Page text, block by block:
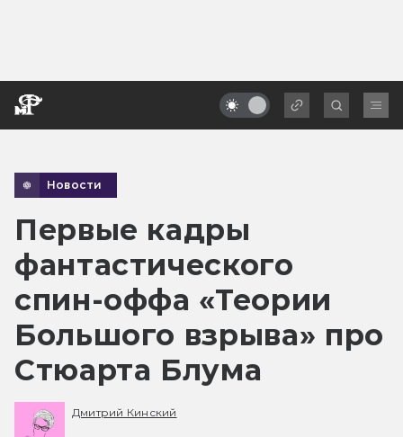
Новости
Первые кадры
фантастического
спин-оффа «Теории
Большого взрыва» про
Стюарта Блума
Дмитрий Кинский